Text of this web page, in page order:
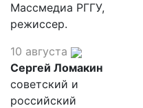
Массмедиа РГГУ,
режиссер.
10 августа
Сергей Ломакин
советский и
российский